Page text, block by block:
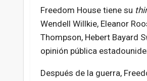
Freedom House tiene su
Wendell Willkie, Eleanor
Thompson, Hebert Bayard
opinión pública
Después de la guerra,